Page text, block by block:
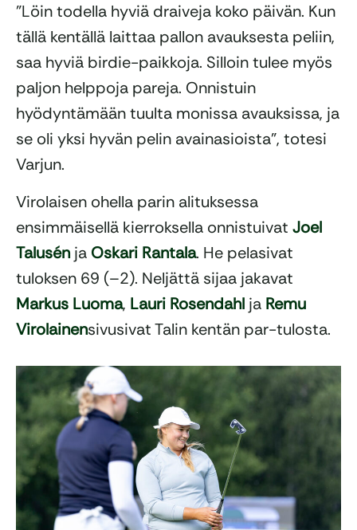
”Löin todella hyviä draiveja koko päivän. Kun
tällä kentällä laittaa pallon avauksesta peliin,
saa hyviä birdie-paikkoja. Silloin tulee myös
paljon helppoja pareja. Onnistuin
hyödyntämään tuulta monissa avauksissa, ja
se oli yksi hyvän pelin avainasioista”, totesi
Varjun.
Virolaisen ohella parin alituksessa
ensimmäisellä kierroksella onnistuivat Joel
Talusénja Oskari Rantala. He pelasivat
tuloksen 69 (–2). Neljättä sijaa jakavat
Markus Luoma, Lauri Rosendahl ja Remu
Virolainensivusivat Talin kentän par-tulosta.